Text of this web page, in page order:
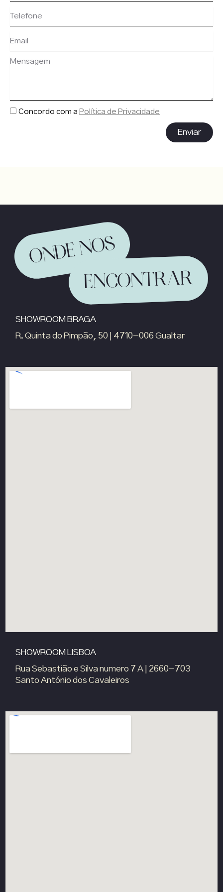
Concordo com a Política de Privacidade
Enviar
ONDE NOS
ENCONTRAR
SHOWROOM BRAGA
R. Quinta do Pimpão, 50 | 4710-006 Gualtar
SHOWROOM LISBOA
Rua Sebastião e Silva numero 7 A | 2660-703
Santo António dos Cavaleiros